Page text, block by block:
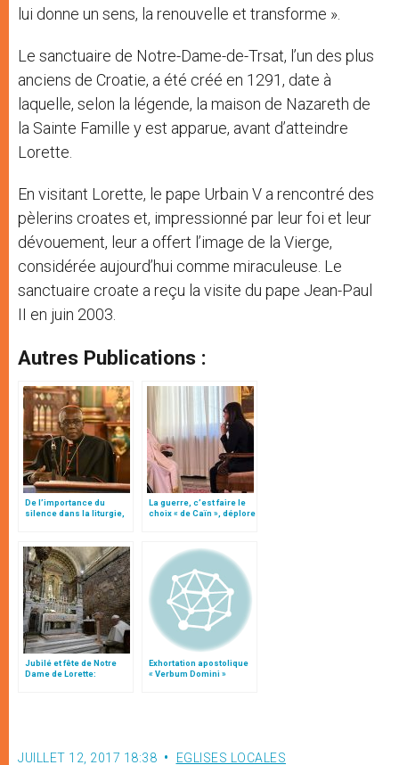
lui donne un sens, la renouvelle et transforme ».
Le sanctuaire de Notre-Dame-de-Trsat, l’un des plus
anciens de Croatie, a été créé en 1291, date à
laquelle, selon la légende, la maison de Nazareth de
la Sainte Famille y est apparue, avant d’atteindre
Lorette.
En visitant Lorette, le pape Urbain V a rencontré des
pèlerins croates et, impressionné par leur foi et leur
dévouement, leur a offert l’image de la Vierge,
considérée aujourd’hui comme miraculeuse. Le
sanctuaire croate a reçu la visite du pape Jean-Paul
II en juin 2003.
Autres Publications :
De l’importance du
silence dans la liturgie,
La guerre, c’est faire le
choix « de Caïn », déplore
Jubilé et fête de Notre
Dame de Lorette:
Exhortation apostolique
« Verbum Domini »
JUILLET 12, 2017 18:38 EGLISES LOCALES